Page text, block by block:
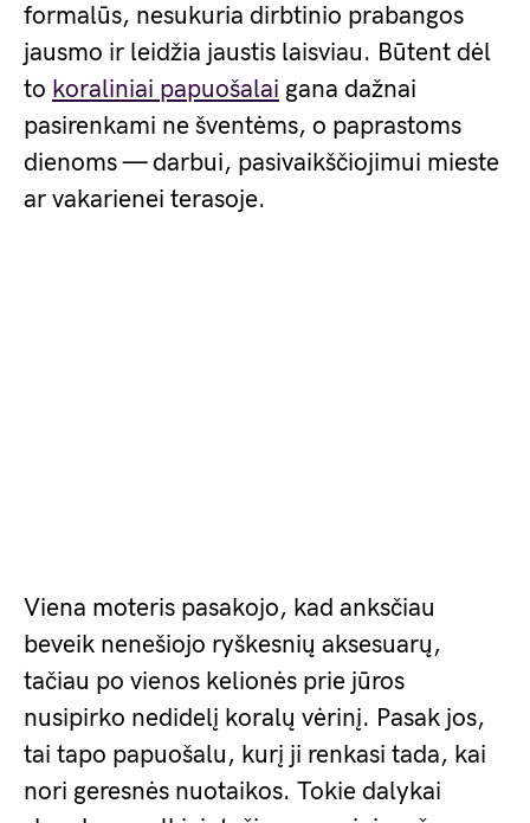
formalūs, nesukuria dirbtinio prabangos
jausmo ir leidžia jaustis laisviau. Būtent dėl
to koraliniai papuošalai gana dažnai
pasirenkami ne šventėms, o paprastoms
dienoms — darbui, pasivaikščiojimui mieste
ar vakarienei terasoje.
Viena moteris pasakojo, kad anksčiau
beveik nenešiojo ryškesnių aksesuarų,
tačiau po vienos kelionės prie jūros
nusipirko nedidelį koralų vėrinį. Pasak jos,
tai tapo papuošalu, kurį ji renkasi tada, kai
nori geresnės nuotaikos. Tokie dalykai